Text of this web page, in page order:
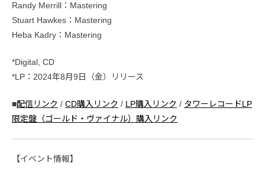
Randy Merrill：Mastering
Stuart Hawkes：Mastering
Heba Kadry：Mastering
*Digital, CD
*LP：2024年8月9日（金）リリース
■配信リンク / CD購入リンク / LP購入リンク / タワーレコードLP
限定盤（ゴールド・ヴァイナル）購入リンク
【イベント情報】